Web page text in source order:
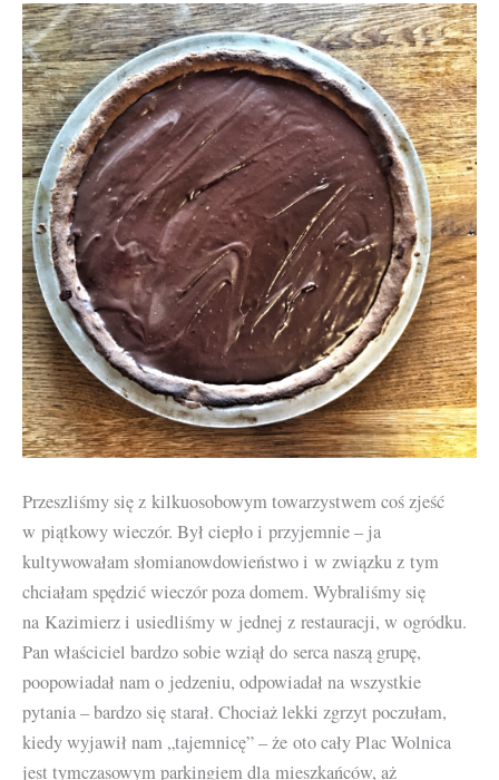
Przeszliśmy się z kilkuosobowym towarzystwem coś zjeść
w piątkowy wieczór. Był ciepło i przyjemnie – ja
kultywowałam słomianowdowieństwo i w związku z tym
chciałam spędzić wieczór poza domem. Wybraliśmy się
na Kazimierz i usiedliśmy w jednej z restauracji, w ogródku.
Pan właściciel bardzo sobie wziął do serca naszą grupę,
poopowiadał nam o jedzeniu, odpowiadał na wszystkie
pytania – bardzo się starał. Chociaż lekki zgrzyt poczułam,
kiedy wyjawił nam „tajemnicę” – że oto cały Plac Wolnica
jest tymczasowym parkingiem dla mieszkańców, aż